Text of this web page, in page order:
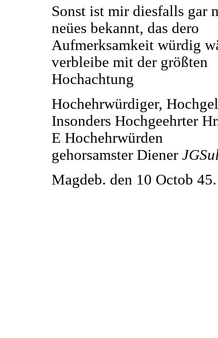
Sonst ist mir diesfalls gar
neües bekannt, das dero
Aufmerksamkeit würdig
verbleibe mit der größten
Hochachtung
Hochehrwürdiger,
Insonders Hochgeehrter
E Hochehrwürden
gehorsamster Diener
Magdeb. den 10 Octob 45.